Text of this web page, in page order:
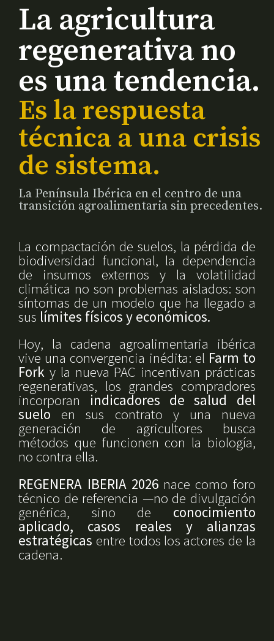
La agricultura
regenerativa no
es una tendencia.
Es la respuesta
técnica a una crisis
de sistema.
La Península Ibérica en el centro de una
transición agroalimentaria sin precedentes.
La compactación de suelos, la pérdida de
biodiversidad funcional, la dependencia
de insumos externos y la volatilidad
climática no son problemas aislados: son
síntomas de un modelo que ha llegado a
sus límites físicos y económicos.
Hoy, la cadena agroalimentaria ibérica
vive una convergencia inédita: el Farm to
Fork y la nueva PAC incentivan prácticas
regenerativas, los grandes compradores
incorporan indicadores de salud del
suelo en sus contrato y una nueva
generación de agricultores busca
métodos que funcionen con la biología,
no contra ella.
REGENERA IBERIA 2026nace como foro
técnico de referencia —no de divulgación
genérica, sino de conocimiento
aplicado, casos reales y alianzas
estratégicas entre todos los actores de la
cadena.